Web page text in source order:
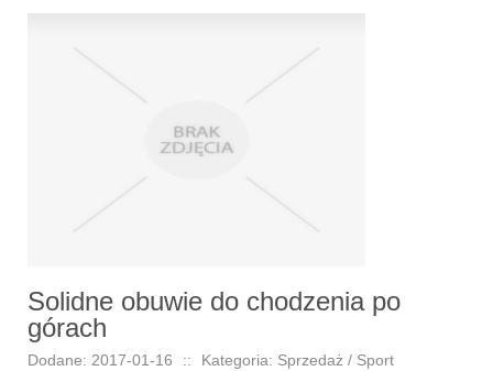
Solidne obuwie do chodzenia po
górach
Dodane: 2017-01-16 :: Kategoria: Sprzedaż / Sport